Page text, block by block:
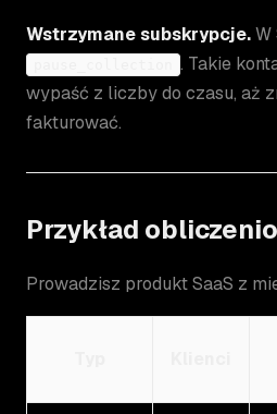
Wstrzymane subskrypcje.W
. Takie
wypaść z liczby do czasu, aż
fakturować.
Przykład
Prowadzisz produkt SaaS z